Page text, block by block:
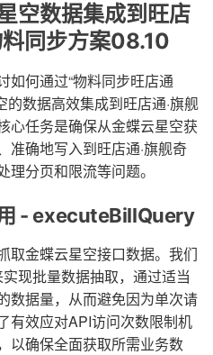
空数据集成到旺店
同步方案08.10
如何通过“物料同步旺店通
数据高效集成到旺店通·旗舰
心任务是确保从金蝶云星空获
准确地写入到旺店通·旗舰奇
分页和限流等问题。
- executeBillQuery
取金蝶云星空接口数据。我们
现批量数据抽取，通过适当
数据量，从而避免因为单次请
有效应对API访问次数限制机
以确保全面获取所需业务数